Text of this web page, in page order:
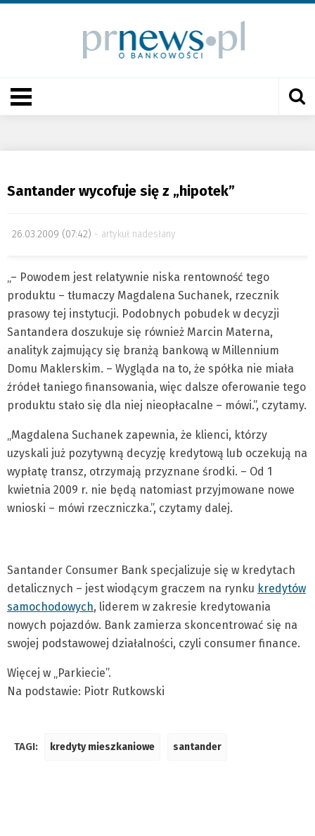
Santander wycofuje się z „hipotek”
26.03.2009 (07:42) artykuł nadesłany
„– Powodem jest relatywnie niska rentowność tego
produktu – tłumaczy Magdalena Suchanek, rzecznik
prasowy tej instytucji. Podobnych pobudek w decyzji
Santandera doszukuje się również Marcin Materna,
analityk zajmujący się branżą bankową w Millennium
Domu Maklerskim. – Wygląda na to, że spółka nie miała
źródeł taniego finansowania, więc dalsze oferowanie tego
produktu stało się dla niej nieopłacalne – mówi.”, czytamy.
„Magdalena Suchanek zapewnia, że klienci, którzy
uzyskali już pozytywną decyzję kredytową lub oczekują na
wypłatę transz, otrzymają przyznane środki. – Od 1
kwietnia 2009 r. nie będą natomiast przyjmowane nowe
wnioski – mówi rzeczniczka.”, czytamy dalej.
Santander Consumer Bank specjalizuje się w kredytach
detalicznych – jest wiodącym graczem na rynku kredytów
samochodowych, liderem w zakresie kredytowania
nowych pojazdów. Bank zamierza skoncentrować się na
swojej podstawowej działalności, czyli consumer finance.
Więcej w „Parkiecie”.
Na podstawie: Piotr Rutkowski
TAGI: kredyty mieszkaniowe santander